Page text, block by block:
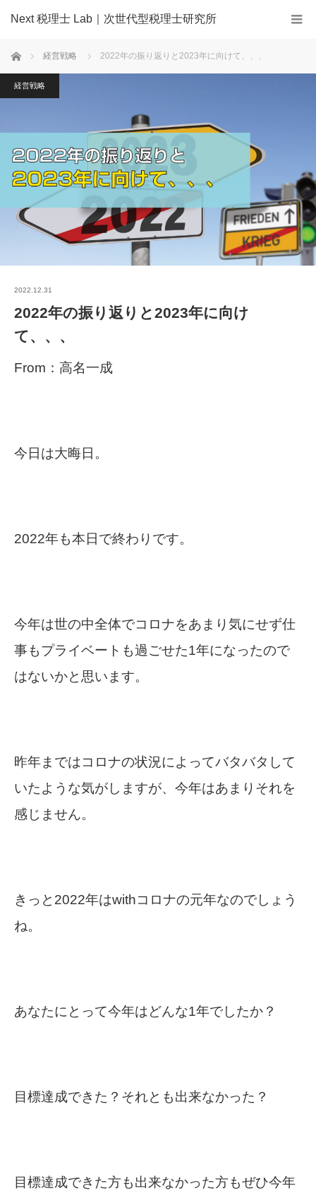
Next 税理士 Lab｜次世代型税理士研究所
ホーム 経営戦略 2022年の振り返りと2023年に向けて、、、
経営戦略
2022.12.31
2022年の振り返りと2023年に向け
て、、、
From：高名一成
今日は大晦日。
2022年も本日で終わりです。
今年は世の中全体でコロナをあまり気にせず仕
事もプライベートも過ごせた1年になったので
はないかと思います。
昨年まではコロナの状況によってバタバタして
いたような気がしますが、今年はあまりそれを
感じません。
きっと2022年はwithコロナの元年なのでしょう
ね。
あなたにとって今年はどんな1年でしたか？
目標達成できた？それとも出来なかった？
目標達成できた方も出来なかった方もぜひ今年